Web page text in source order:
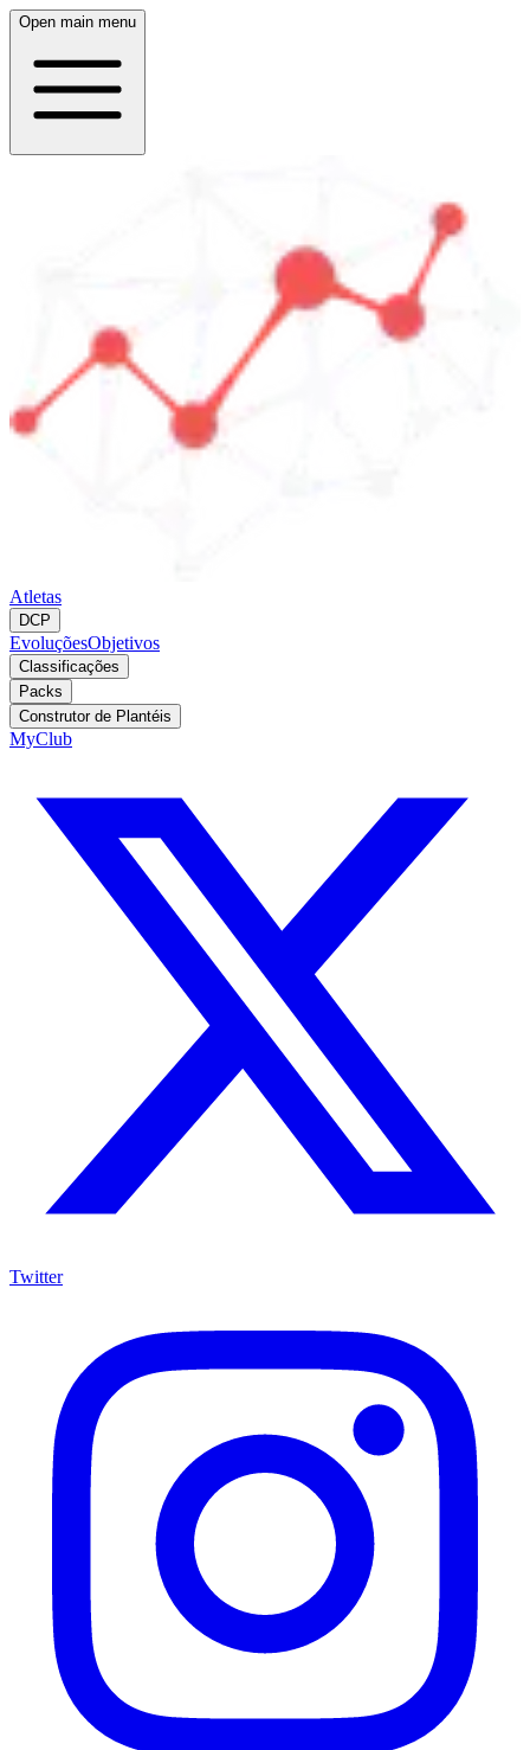
Open main menu
Atletas
DCP
EvoluçõesObjetivos
Classificações
Packs
Construtor de Plantéis
MyClub
Twitter